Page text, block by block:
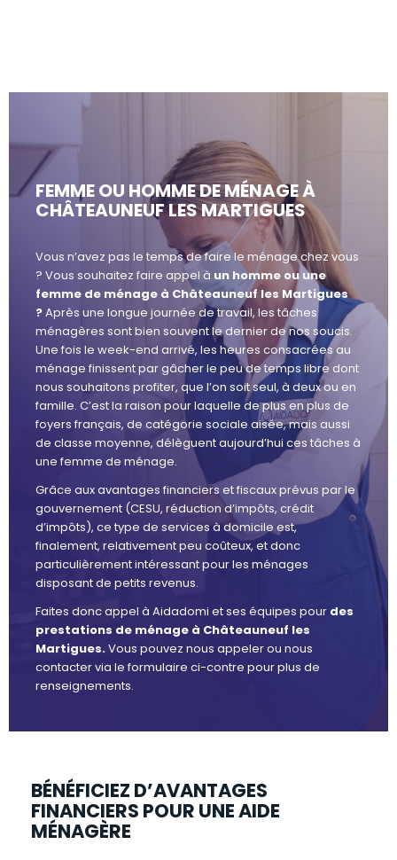
FEMME OU HOMME DE MÉNAGE À
CHÂTEAUNEUF LES MARTIGUES
Vous n’avez pas le temps de faire le ménage chez vous
? Vous souhaitez faire appel à un homme ou une
femme de ménage à Châteauneuf les Martigues
?Après une longue journée de travail, les tâches
ménagères sont bien souvent le dernier de nos soucis.
Une fois le week-end arrivé, les heures consacrées au
ménage finissent par gâcher le peu de temps libre dont
nous souhaitons profiter, que l’on soit seul, à deux ou en
famille. C’est la raison pour laquelle de plus en plus de
foyers français, de catégorie sociale aisée, mais aussi
de classe moyenne, délèguent aujourd’hui ces tâches à
une femme de ménage.
Grâce aux avantages financiers et fiscaux prévus par le
gouvernement (CESU, réduction d’impôts, crédit
d’impôts), ce type de services à domicile est,
finalement, relativement peu coûteux, et donc
particulièrement intéressant pour les ménages
disposant de petits revenus.
Faites donc appel à Aidadomi et ses équipes pour des
prestations de ménage à Châteauneuf les
Martigues.Vous pouvez nous appeler ou nous
contacter via le formulaire ci-contre pour plus de
renseignements.
BÉNÉFICIEZ D’AVANTAGES
FINANCIERS POUR UNE AIDE
MÉNAGÈRE